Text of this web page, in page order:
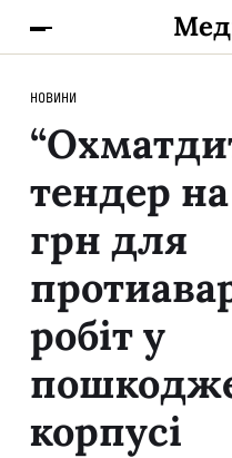
НОВИНИ
тендер
грн для
робіт у
корпусі